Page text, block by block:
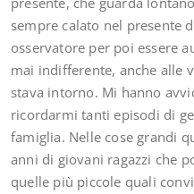
sempre calato nel presente
osservatore per poi essere
mai indifferente, anche alle
stava intorno. Mi hanno
ricordarmi tanti episodi di
famiglia. Nelle cose grandi
anni di giovani ragazzi che
quelle più piccole quali